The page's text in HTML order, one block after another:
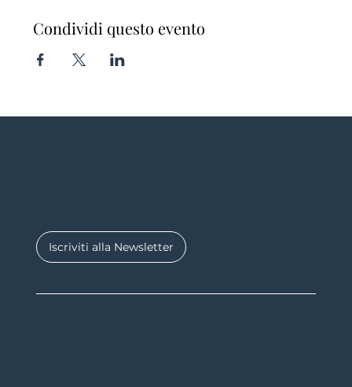
Condividi questo evento
Iscriviti alla Newsletter